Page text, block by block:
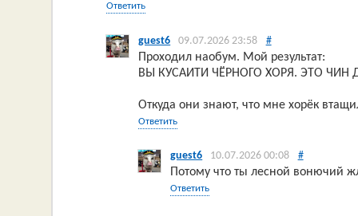
Ответить
guest6 09.07.2026 23:58 #
Проходил наобум. Мой результат:
ВЫ КУСАИТИ ЧЁРНОГО ХОРЯ. ЭТО
Откуда они знают, что мне хорёк
Ответить
guest6 10.07.2026 00:08 #
Потому что ты лесной вонючий
Ответить